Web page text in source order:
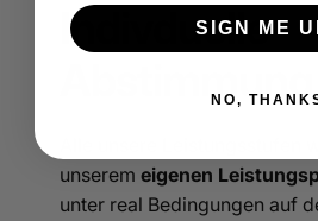
Indivduelle
Abstimmung
unserem eigenen
unter real Bedingungen auf
SIGN ME
NO,